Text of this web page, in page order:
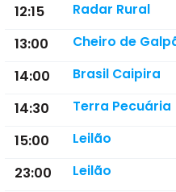
12:15 Radar Rural
13:00 Cheiro de
14:00 Brasil Caipira
14:30 Terra Pecuária
15:00 Leilão
23:00 Leilão